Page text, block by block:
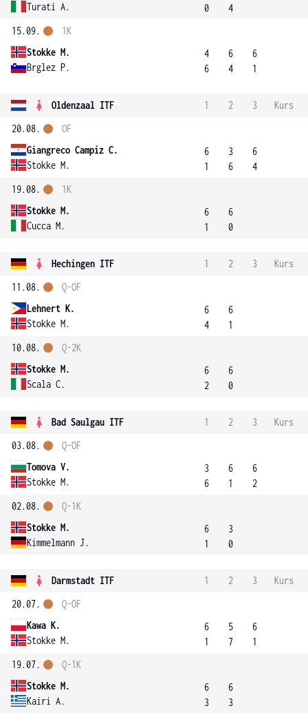
Turati A. 0
4
15.09.
Stokke M.
Brglez P.
1K
4
6
6
4
6
1
Oldenzaal ITF 1 2 3
Kurs
20.08.
Giangreco Campiz C.
Stokke M.
OF
6
1
3
6
6
4
19.08.
Stokke M.
Cucca M.
1K
6
1
6
0
Hechingen ITF 1 2 3
Kurs
11.08.
Lehnert K.
Stokke M.
Q-OF
6
4
6
1
10.08.
Stokke M.
Scala C.
Q-2K
6
2
6
0
Bad Saulgau ITF 1 2 3
Kurs
03.08.
Tomova V.
Stokke M.
Q-OF
3
6
6
1
6
2
02.08.
Stokke M.
Kimmelmann J.
Q-1K
6
1
3
0
Darmstadt ITF 1 2 3
Kurs
20.07.
Kawa K.
Stokke M.
Q-OF
6
1
5
7
6
1
19.07.
Stokke M.
Kairi A.
Q-1K
6
3
6
3